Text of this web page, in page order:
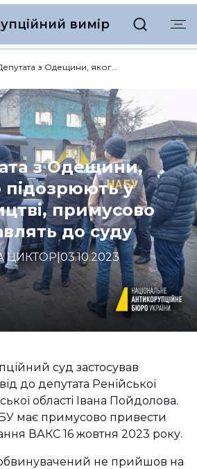
вимір
Депутата з Одещини, якого підозрюють у хабарництві, примусово доставлять до суду
з Одещини,
підозрюють у
примусово
до суду
ЦИКТОР|03.10.2023
суд застосував
до депутата Ренійської
області Івана Пойдолова.
має примусово привести
ВАКС 16 жовтня 2023 року.
не прийшов на